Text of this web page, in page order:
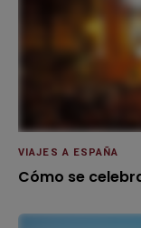
VIAJES A ESPAÑA
Cómo se